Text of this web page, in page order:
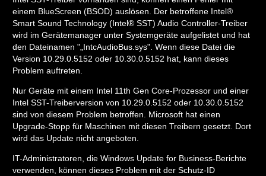
einem BlueScreen (BSOD) auslösen. Der betroffene Intel®
Smart Sound Technology (Intel® SST) Audio Controller-Treiber
wird im Gerätemanager unter Systemgeräte aufgelistet und hat
den Dateinamen "„IntcAudioBus.sys". Wenn diese Datei die
Version 10.29.0.5152 oder 10.30.0.5152 hat, kann dieses
Problem auftreten.
Nur Geräte mit einem Intel 11th Gen Core-Prozessor und einer
Intel SST-Treiberversion von 10.29.0.5152 oder 10.30.0.5152
sind von diesem Problem betroffen. Microsoft hat einen
Upgrade-Stopp für Maschinen mit diesen Treibern gesetzt. Dort
wird das Update nicht angeboten.
IT-Administratoren, die Windows Update for Business-Berichte
verwenden, können dieses Problem mit der Schutz-ID